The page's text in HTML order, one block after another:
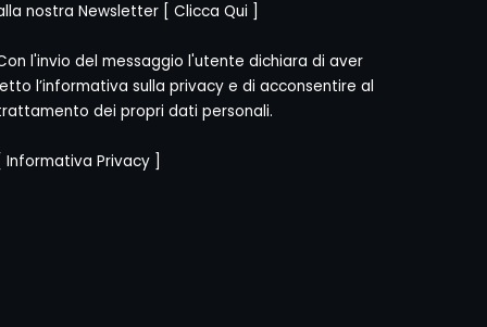
nostra Newsletter [ Clicca Qui
l'invio del messaggio l'utente dichiara di aver
l’informativa sulla privacy e di acconsentire al
dei propri dati personali.
Informativa Privacy]